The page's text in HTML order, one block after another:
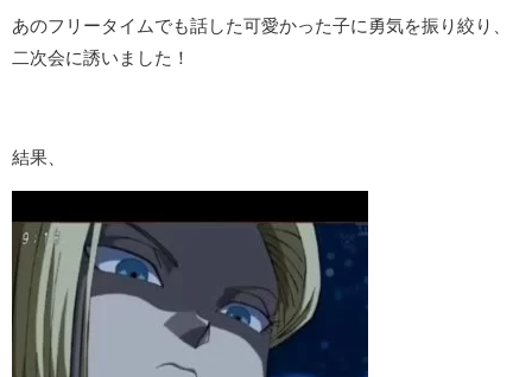
あのフリータイムでも話した可愛かった子に勇気を振り絞り、
二次会に誘いました！
結果、